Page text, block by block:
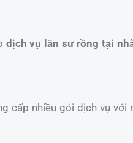
dịch vụ lân sư rồng tại
cấp nhiều gói dịch vụ